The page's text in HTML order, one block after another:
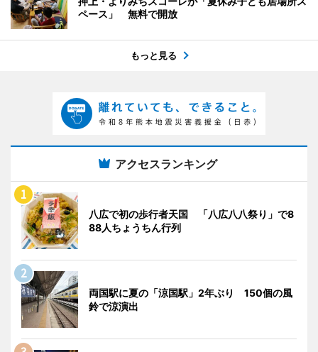
ペース」 無料で開放
もっと見る
アクセスランキング
八広で初の歩行者天国 「八広八八祭り」で8
88人ちょうちん行列
両国駅に夏の「涼国駅」2年ぶり 150個の風
鈴で涼演出